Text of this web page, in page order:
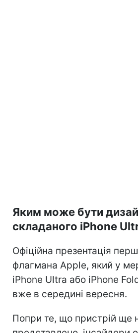
Яким може бути
складаного iPhone
Офіційна презентація
флагмана Apple, який у
iPhone Ultra або iPhone
вже в середині вересня.
Попри те, що пристрій ще